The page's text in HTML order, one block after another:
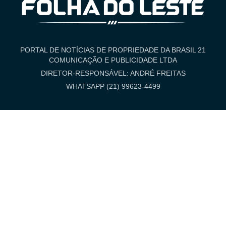
PORTAL DE NOTÍCIAS DE PROPRIEDADE DA BRASIL 21
COMUNICAÇÃO E PUBLICIDADE LTDA
DIRETOR-RESPONSÁVEL: ANDRÉ FREITAS
WHATSAPP (21) 99623-4499